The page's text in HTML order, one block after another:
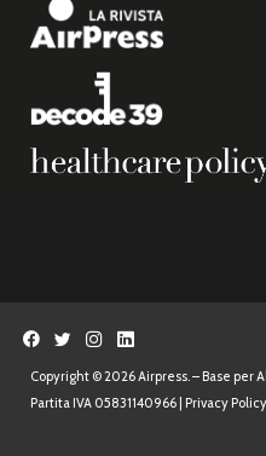
Powered by